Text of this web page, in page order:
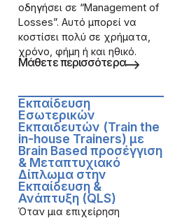
οδηγήσει σε “Management of
Losses”. Αυτό μπορεί να
κοστίσει πολύ σε χρήματα,
χρόνο, φήμη ή και ηθικό.
Μάθετε περισσότερα
Εκπαίδευση
Εσωτερικών
Εκπαιδευτών (Train the
in-house Trainers) με
Brain Based προσέγγιση
& Μεταπτυχιακό
Δίπλωμα στην
Εκπαίδευση &
Ανάπτυξη (QLS)
Όταν μια επιχείρηση